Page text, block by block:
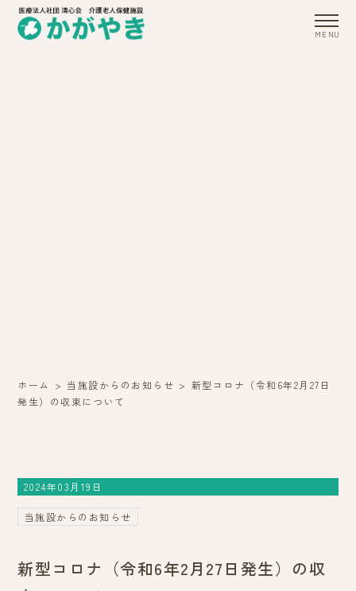
ホーム 当施設からのお知らせ
新型コロナ（令和6年2月27日
発生）の収束について
2024年03月19日
当施設からのお知らせ
新型コロナ（令和6年2月27日発生）の収